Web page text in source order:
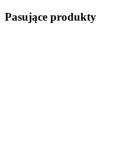
Pasujące produkty